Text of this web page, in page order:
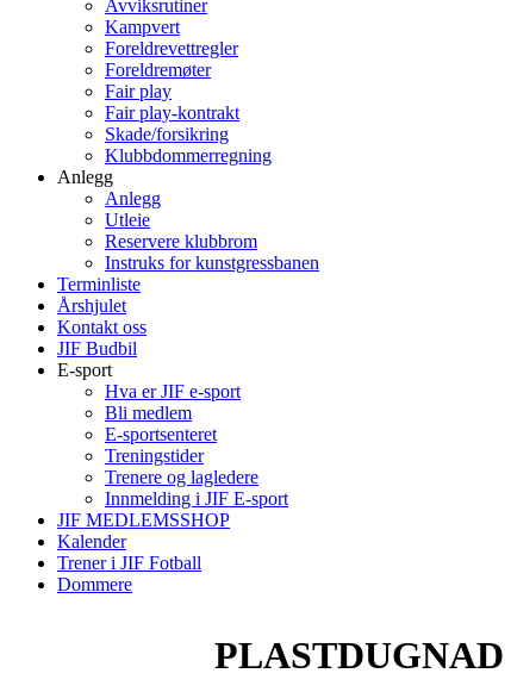
Avviksrutiner
Kampvert
Foreldrevettregler
Foreldremøter
Fair play
Fair play-kontrakt
Skade/forsikring
Klubbdommerregning
Anlegg
Anlegg
Utleie
Reservere klubbrom
Instruks for kunstgressbanen
Terminliste
Årshjulet
Kontakt oss
JIF Budbil
E-sport
Hva er JIF e-sport
Bli medlem
E-sportsenteret
Treningstider
Trenere og lagledere
Innmelding i JIF E-sport
JIF MEDLEMSSHOP
Kalender
Trener i JIF Fotball
Dommere
PLASTDUGNAD